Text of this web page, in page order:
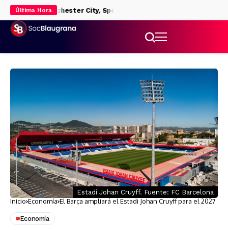
Última Hora
de Manchester City, Sporting de Braga y Borussia Dortmund
Estadi Johan Cruyff. Fuente: FC Barcelona
Inicio Economía El Barça ampliará el Estadi Johan Cruyff para el 2027
Economía